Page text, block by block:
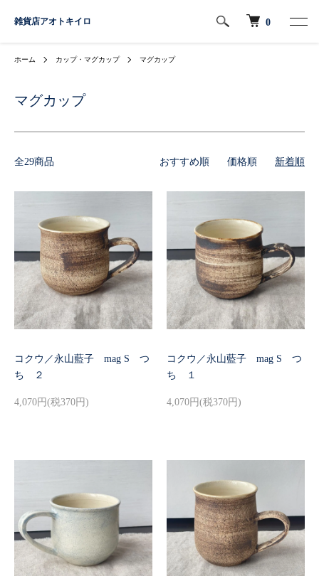
雑貨店アオトキイロ 0
ホーム カップ・マグカップ マグカップ
マグカップ
全29商品 おすすめ順 価格順 新着順
コクウ／永山藍子 mag S つ
ち ２
4,070円(税370円)
コクウ／永山藍子 mag S つ
ち １
4,070円(税370円)